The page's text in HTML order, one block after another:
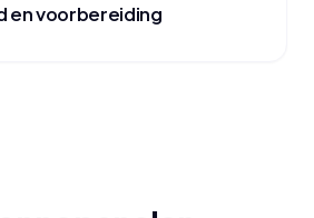
en voorbereiding